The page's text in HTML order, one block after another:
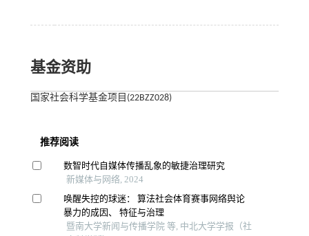
基金资助
国家社会科学基金项目(22BZZ028)